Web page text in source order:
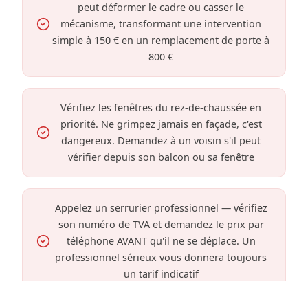
peut déformer le cadre ou casser le
mécanisme, transformant une intervention
simple à 150 € en un remplacement de porte à
800 €
Vérifiez les fenêtres du rez-de-chaussée en
priorité. Ne grimpez jamais en façade, c'est
dangereux. Demandez à un voisin s'il peut
vérifier depuis son balcon ou sa fenêtre
Appelez un serrurier professionnel — vérifiez
son numéro de TVA et demandez le prix par
téléphone AVANT qu'il ne se déplace. Un
professionnel sérieux vous donnera toujours
un tarif indicatif